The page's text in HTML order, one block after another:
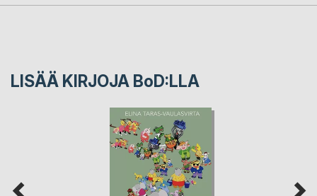
LISÄÄ KIRJOJA BoD:LLA